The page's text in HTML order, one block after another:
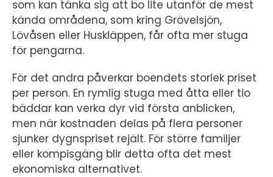
som kan tänka sig att bo lite utanför de mest
kända områdena, som kring Grövelsjön,
Lövåsen eller Huskläppen, får ofta mer stuga
för pengarna.
För det andra påverkar boendets storlek priset
per person. En rymlig stuga med åtta eller tio
bäddar kan verka dyr vid första anblicken,
men när kostnaden delas på flera personer
sjunker dygnspriset rejält. För större familjer
eller kompisgäng blir detta ofta det mest
ekonomiska alternativet.